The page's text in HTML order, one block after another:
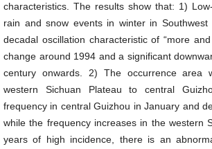
characteristics. The results show that: 1)
rain and snow events in winter in
decadal oscillation characteristic of “more
change around 1994 and a significant
century onwards. 2) The occurrence area
western Sichuan Plateau to central
frequency in central Guizhou in January and
while the frequency increases in the western
years of high incidence, there is an